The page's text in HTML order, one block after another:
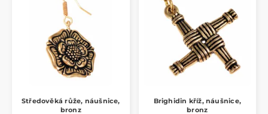
Středověká růže, náušnice,
bronz
Brighidin kříž, náušnice,
bronz